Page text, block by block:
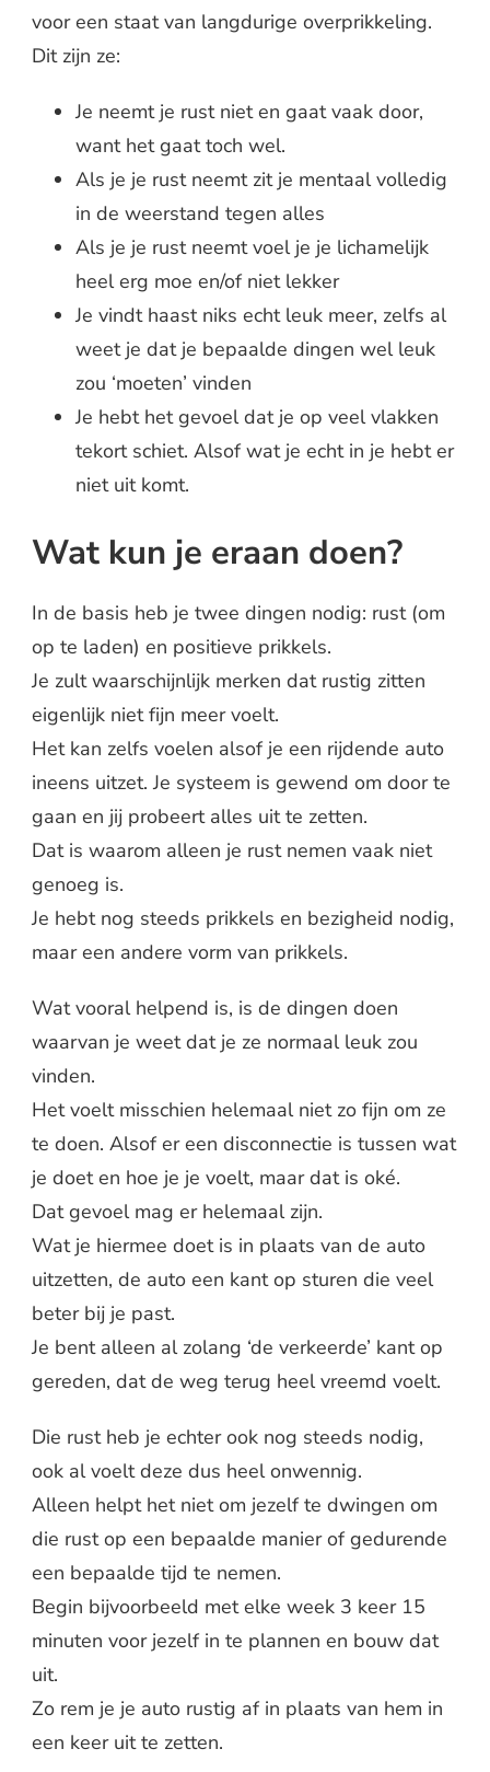
voor een staat van langdurige overprikkeling.
Dit zijn ze:
Je neemt je rust niet en gaat vaak door,
want het gaat toch wel.
Als je je rust neemt zit je mentaal volledig
in de weerstand tegen alles
Als je je rust neemt voel je je lichamelijk
heel erg moe en/of niet lekker
Je vindt haast niks echt leuk meer, zelfs al
weet je dat je bepaalde dingen wel leuk
zou ‘moeten’ vinden
Je hebt het gevoel dat je op veel vlakken
tekort schiet. Alsof wat je echt in je hebt er
niet uit komt.
Wat kun je eraan doen?
In de basis heb je twee dingen nodig: rust (om
op te laden) en positieve prikkels.
Je zult waarschijnlijk merken dat rustig zitten
eigenlijk niet fijn meer voelt.
Het kan zelfs voelen alsof je een rijdende auto
ineens uitzet. Je systeem is gewend om door te
gaan en jij probeert alles uit te zetten.
Dat is waarom alleen je rust nemen vaak niet
genoeg is.
Je hebt nog steeds prikkels en bezigheid nodig,
maar een andere vorm van prikkels.
Wat vooral helpend is, is de dingen doen
waarvan je weet dat je ze normaal leuk zou
vinden.
Het voelt misschien helemaal niet zo fijn om ze
te doen. Alsof er een disconnectie is tussen wat
je doet en hoe je je voelt, maar dat is oké.
Dat gevoel mag er helemaal zijn.
Wat je hiermee doet is in plaats van de auto
uitzetten, de auto een kant op sturen die veel
beter bij je past.
Je bent alleen al zolang ‘de verkeerde’ kant op
gereden, dat de weg terug heel vreemd voelt.
Die rust heb je echter ook nog steeds nodig,
ook al voelt deze dus heel onwennig.
Alleen helpt het niet om jezelf te dwingen om
die rust op een bepaalde manier of gedurende
een bepaalde tijd te nemen.
Begin bijvoorbeeld met elke week 3 keer 15
minuten voor jezelf in te plannen en bouw dat
uit.
Zo rem je je auto rustig af in plaats van hem in
een keer uit te zetten.